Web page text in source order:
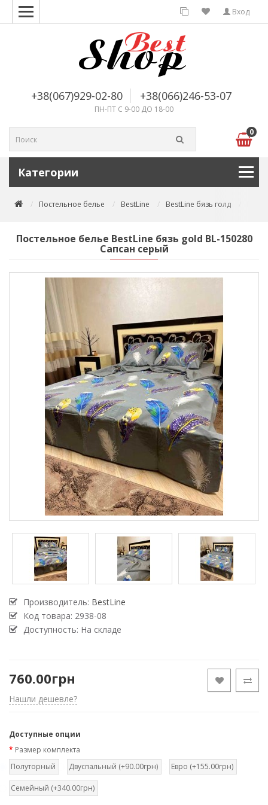
Вход
+38(067)929-02-80 +38(066)246-53-07
ПН-ПТ С 9-00 ДО 18-00
0
Категории
Постельное белье BestLine BestLine бязь голд
Постельное белье BestLine бязь gold BL-150280
Сапсан серый
Производитель: BestLine
Код товара: 2938-08
Доступность: На складе
760.00грн
Нашли дешевле?
Доступные опции
Размер комплекта
Полуторный
Двуспальный (+90.00грн) Евро (+155.00грн)
Семейный (+340.00грн)